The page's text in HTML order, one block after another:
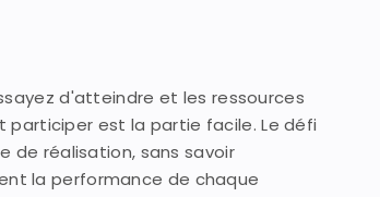
d'atteindre et les ressources
participer est la partie facile. Le défi
de réalisation, sans savoir
la performance de chaque